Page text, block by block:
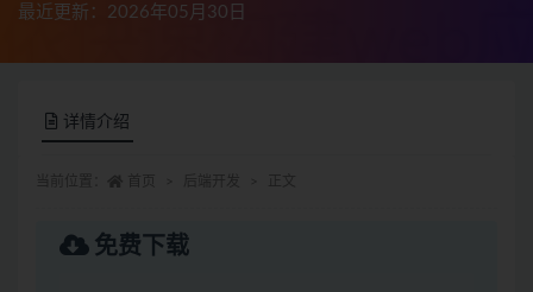
最近更新：2026年05月30日
详情介绍
免费下载